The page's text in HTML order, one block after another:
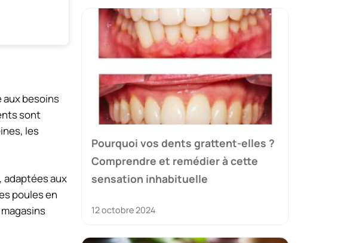
aux besoins
sont
les
adaptées aux
poules en
Pourquoi vos dents grattent-elles ?
Comprendre et remédier à cette
sensation inhabituelle
12 octobre 2024